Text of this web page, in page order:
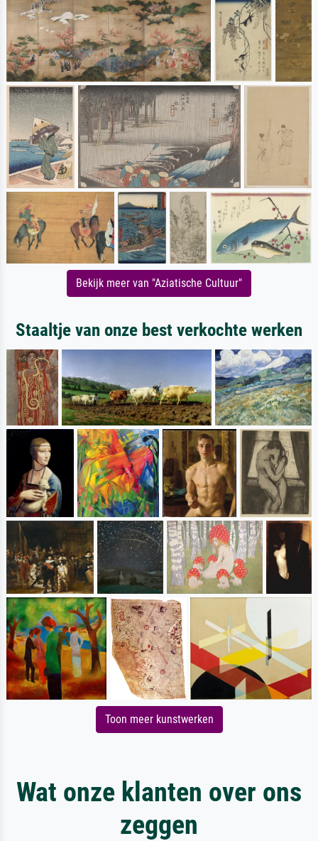
Bekijk meer van "Aziatische Cultuur"
Staaltje van onze best verkochte werken
Toon meer kunstwerken
Wat onze klanten over ons
zeggen